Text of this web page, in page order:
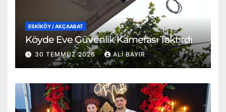
ESKİKÖY / AKÇAABAT
Köyde Eve Güvenlik Kamerası Taktırdı
30 TEMMUZ 2026 ALI BAYIR